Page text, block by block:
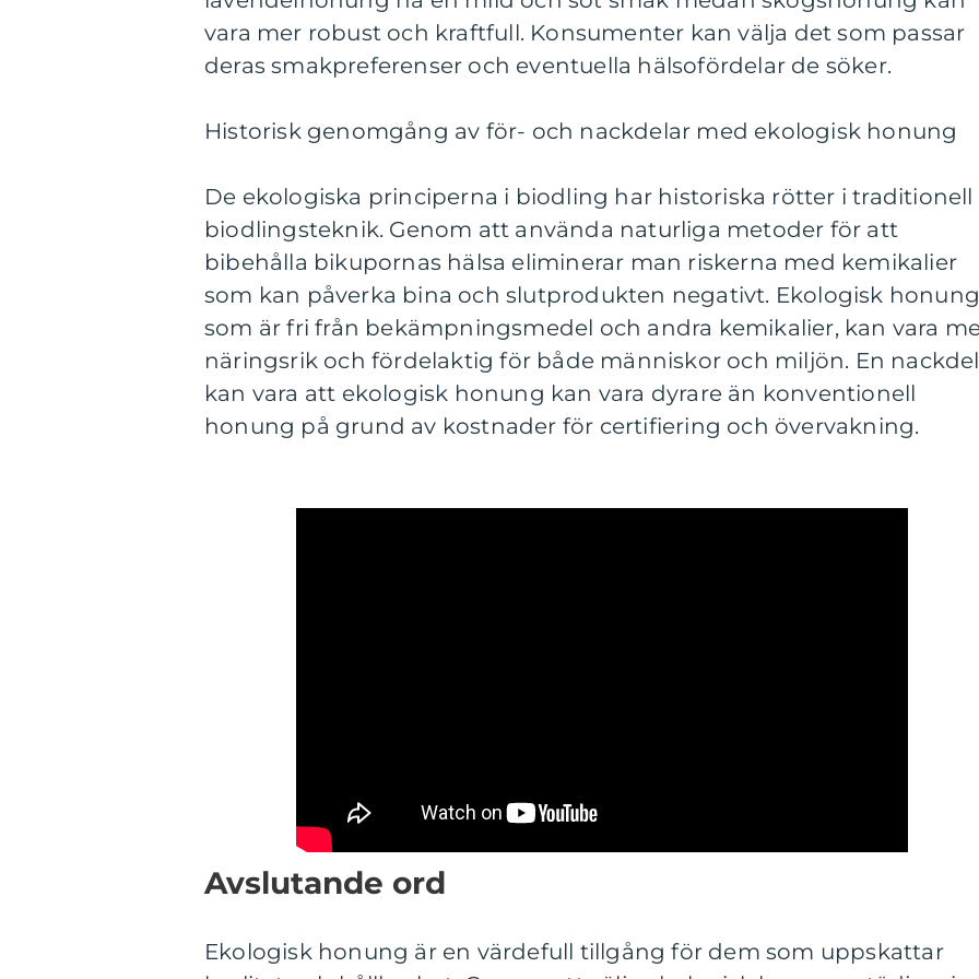
vara mer robust och kraftfull. Konsumenter kan välja det som passar
deras smakpreferenser och eventuella hälsofördelar de söker.
Historisk genomgång av för- och nackdelar med ekologisk honung
De ekologiska principerna i biodling har historiska rötter i traditionell
biodlingsteknik. Genom att använda naturliga metoder för att
bibehålla bikupornas hälsa eliminerar man riskerna med kemikalier
som kan påverka bina och slutprodukten negativt. Ekologisk
som är fri från bekämpningsmedel och andra kemikalier, kan vara
näringsrik och fördelaktig för både människor och miljön. En nackdel
kan vara att ekologisk honung kan vara dyrare än konventionell
honung på grund av kostnader för certifiering och övervakning.
Avslutande ord
Ekologisk honung är en värdefull tillgång för dem som uppskattar